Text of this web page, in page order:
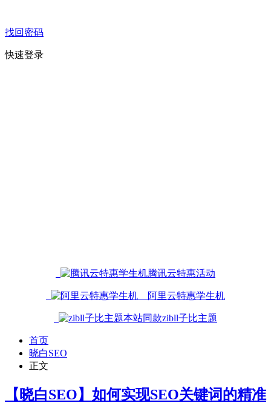
找回密码
快速登录
腾讯云特惠活动
阿里云特惠学生机
本站同款zibll子比主题
首页
晓白SEO
正文
【晓白SEO】如何实现SEO关键词的精准